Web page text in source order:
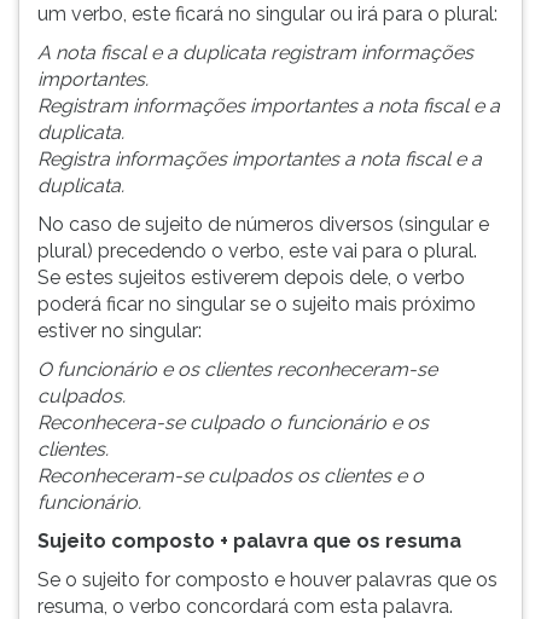
um verbo, este ficará no singular ou irá para o plural:
A nota fiscal e a duplicata registram informações
importantes.
Registram informações importantes a nota fiscal e a
duplicata.
Registra informações importantes a nota fiscal e a
duplicata.
No caso de sujeito de números diversos (singular e
plural) precedendo o verbo, este vai para o plural.
Se estes sujeitos estiverem depois dele, o verbo
poderá ficar no singular se o sujeito mais próximo
estiver no singular:
O funcionário e os clientes reconheceram-se
culpados.
Reconhecera-se culpado o funcionário e os
clientes.
Reconheceram-se culpados os clientes e o
funcionário.
Sujeito composto + palavra que os resuma
Se o sujeito for composto e houver palavras que os
resuma, o verbo concordará com esta palavra.